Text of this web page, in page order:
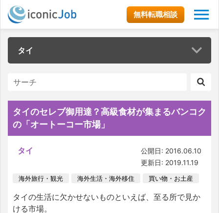
無料転職相談
タイ
タイのセレブ御用達？高級食材が集まるバンコク
の「オートーコー市場」
タイ
公開日: 2016.06.10
更新日: 2019.11.19
海外旅行・観光 海外生活・海外移住 買い物・お土産
タイの生活に欠かせないものといえば、至る所で見か
ける市場。